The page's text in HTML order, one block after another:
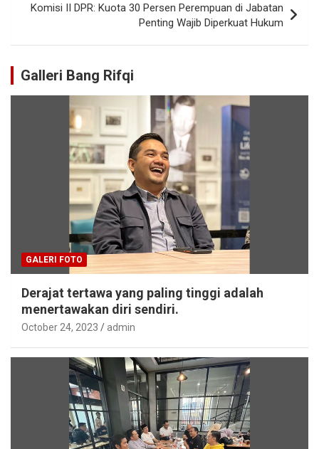
Komisi II DPR: Kuota 30 Persen Perempuan di Jabatan
Penting Wajib Diperkuat Hukum
Galleri Bang Rifqi
GALERI FOTO
Derajat tertawa yang paling tinggi adalah
menertawakan diri sendiri.
October 24, 2023 admin